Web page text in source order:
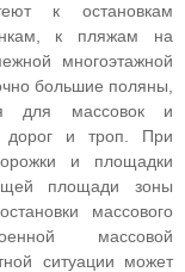
к остановкам
к пляжам на
многоэтажной
большие поляны,
для массовок и
дорог и троп. При
и площадки
площади зоны
массового
массовой
ситуации может